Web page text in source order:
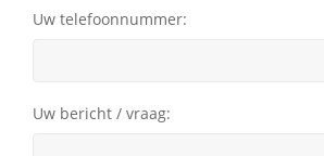
Uw telefoonnummer:
Uw bericht / vraag: